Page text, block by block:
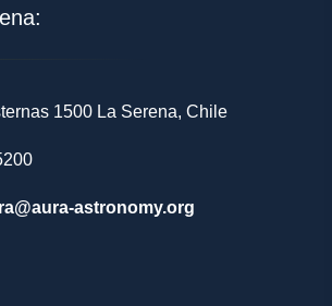
1500 La Serena, Chile
astronomy.org